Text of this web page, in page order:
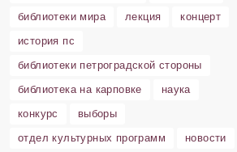
библиотеки мира
лекция
концерт
история пс
библиотеки петроградской стороны
библиотека на карповке
наука
конкурс
выборы
отдел культурных программ
новости